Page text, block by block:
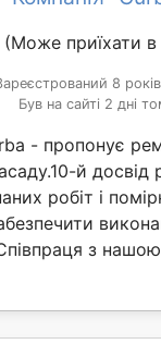
(Може приїхати в
8
Був на сайті 2 дні
- пропонує
й досвід
робіт і
з